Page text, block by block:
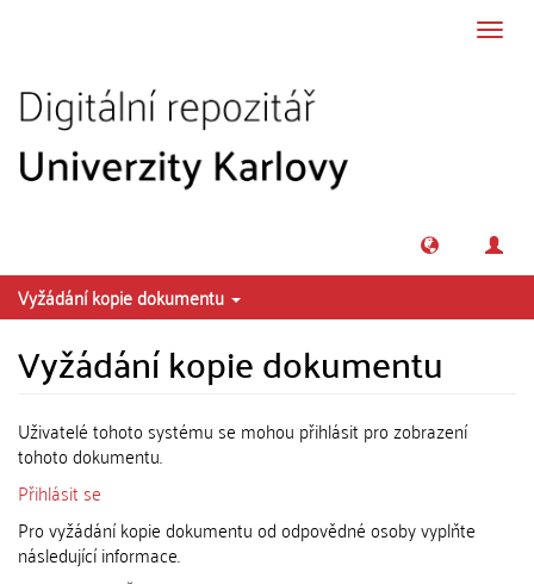
Vyžádání kopie dokumentu
Vyžádání kopie dokumentu
Uživatelé tohoto systému se mohou přihlásit pro zobrazení
tohoto dokumentu.
Přihlásit se
Pro vyžádání kopie dokumentu od odpovědné osoby vyplňte
následující informace.